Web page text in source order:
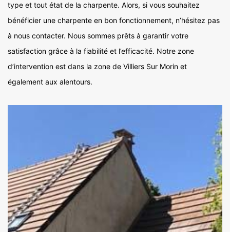
type et tout état de la charpente. Alors, si vous souhaitez
bénéficier une charpente en bon fonctionnement, n’hésitez pas
à nous contacter. Nous sommes prêts à garantir votre
satisfaction grâce à la fiabilité et l’efficacité. Notre zone
d’intervention est dans la zone de Villiers Sur Morin et
également aux alentours.